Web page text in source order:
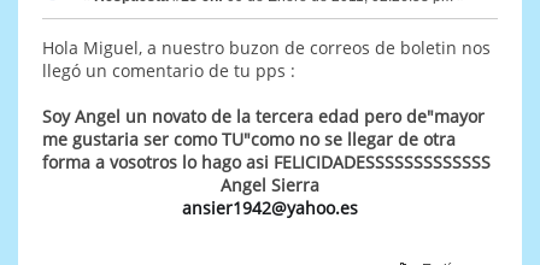
Hola Miguel, a nuestro buzon de correos de boletin nos
llegó un comentario de tu pps :
Soy Angel un novato de la tercera edad pero de"mayor
me gustaria ser como TU"como no se llegar de otra
forma a vosotros lo hago asi FELICIDADESSSSSSSSSSSSS
Angel Sierra
ansier1942@yahoo.es